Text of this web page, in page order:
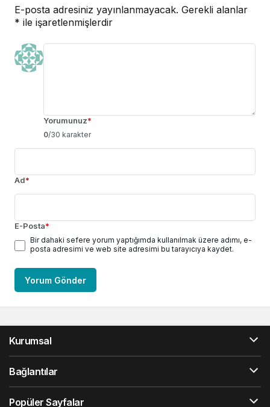
E-posta adresiniz yayınlanmayacak. Gerekli alanlar
* ile işaretlenmişlerdir
Yorumunuz*
0/30 karakter
Ad*
E-Posta*
Bir dahaki sefere yorum yaptığımda kullanılmak üzere adımı, e-
posta adresimi ve web site adresimi bu tarayıcıya kaydet.
Yorum Gönder
Kurumsal
Bağlantılar
Popüler Sayfalar